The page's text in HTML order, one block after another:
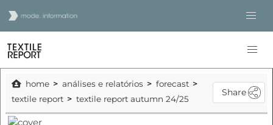
home análises e relatórios
forecast
textile report
textile report autumn 24/25
Share